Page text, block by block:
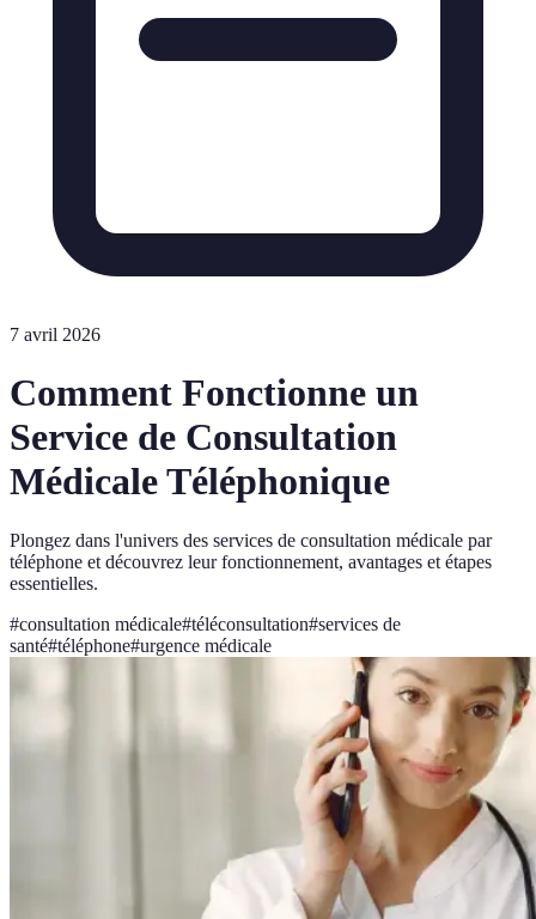
7 avril 2026
Comment Fonctionne un
Service de Consultation
Médicale Téléphonique
Plongez dans l'univers des services de consultation médicale par
téléphone et découvrez leur fonctionnement, avantages et étapes
essentielles.
#consultation médicale#téléconsultation#services de
santé#téléphone#urgence médicale